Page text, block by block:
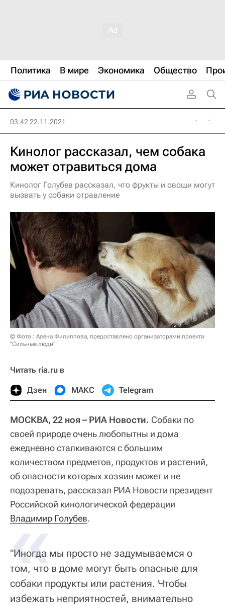
Политика В мире Экономика Общество
03:42 22.11.2021
Кинолог рассказал, чем собака
может отравиться дома
Кинолог Голубев рассказал, что фрукты и овощи могут
вызвать у собаки отравление
© Фото : Алена Филиппова, предоставлено организаторами проекта
"Сильные люди"
Читать ria.ru в
Дзен МАКС Telegram
МОСКВА, 22 ноя – РИА Новости. Собаки по
своей природе очень любопытны и дома
ежедневно сталкиваются с большим
количеством предметов, продуктов и растений,
об опасности которых хозяин может и не
подозревать, рассказал РИА Новости президент
Российской кинологической федерации
Владимир Голубев.
«
"Иногда мы просто не задумываемся о
том, что в доме могут быть опасные для
собаки продукты или растения. Чтобы
избежать неприятностей, внимательно